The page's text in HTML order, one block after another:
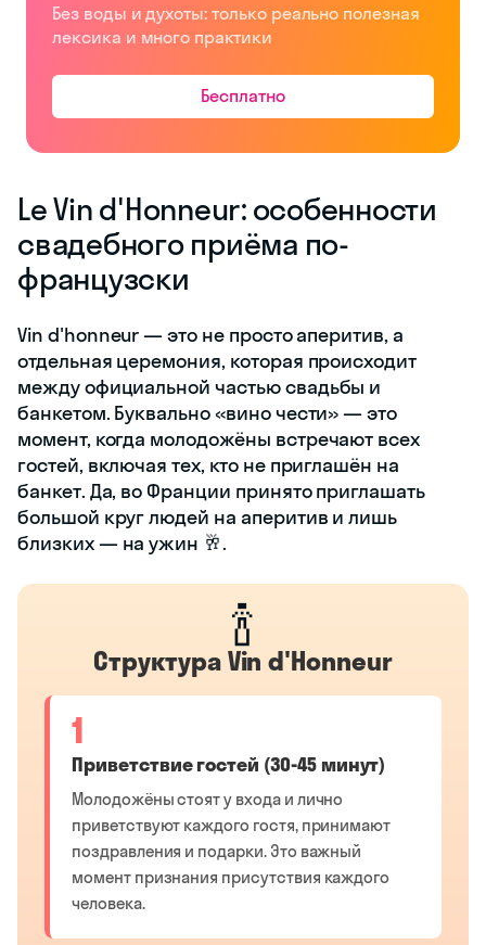
Без воды и духоты: только реально полезная
лексика и много практики
Бесплатно
Le Vin d'Honneur: особенности
свадебного приёма по-
французски
Vin d'honneur — это не просто аперитив, а
отдельная церемония, которая происходит
между официальной частью свадьбы и
банкетом. Буквально «вино чести» — это
момент, когда молодожёны встречают всех
гостей, включая тех, кто не приглашён на
банкет. Да, во Франции принято приглашать
большой круг людей на аперитив и лишь
близких — на ужин 🥂.
🍾
Структура Vin d'Honneur
1
Приветствие гостей (30-45 минут)
Молодожёны стоят у входа и лично
приветствуют каждого гостя, принимают
поздравления и подарки. Это важный
момент признания присутствия каждого
человека.